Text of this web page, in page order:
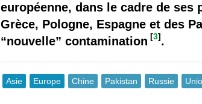
européenne, dans le cadre de ses
Grèce, Pologne, Espagne et des
“nouvelle” contamination [3].
Asie Europe Chine Pakistan Russie